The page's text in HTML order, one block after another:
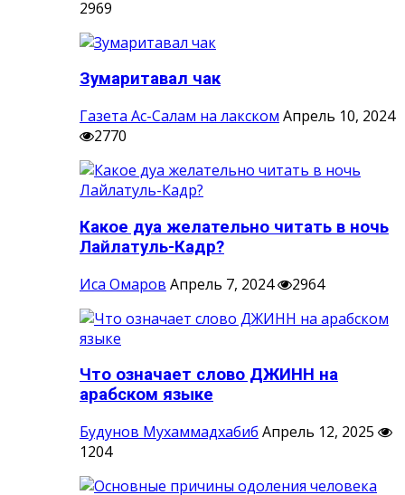
2969
Зумаритавал чак
Газета Ас-Салам на лакском Апрель 10, 2024
2770
Какое дуа желательно читать в ночь
Лайлатуль-Кадр?
Иса Омаров Апрель 7, 2024 2964
Что означает слово ДЖИНН на
арабском языке
Будунов Мухаммадхабиб Апрель 12, 2025
1204